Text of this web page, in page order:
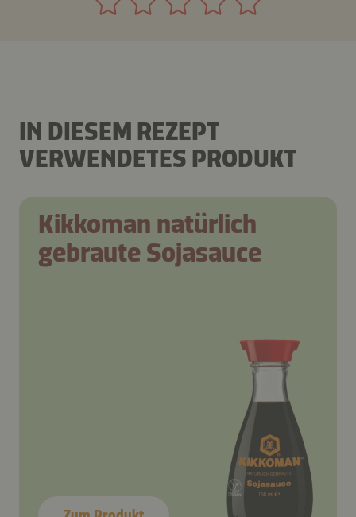
IN DIESEM REZEPT
VERWENDETES PRODUKT
Kikkoman natürlich
gebraute Sojasauce